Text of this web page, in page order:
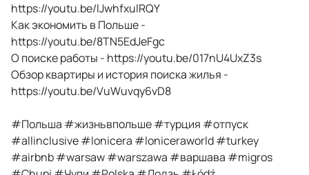
https://youtu.be/lJwhfxulRQY
Как экономить в Польше -
https://youtu.be/8TN5EdJeFgc
О поиске работы - https://youtu.be/017nU4UxZ3s
Обзор квартиры и история поиска жилья -
https://youtu.be/VuWuvqy6vD8
#Польша #жизньвпольше #турция #отпуск
#allinclusive #lonicera #loniceraworld #turkey
#airbnb #warsaw #warszawa #варшава #migros